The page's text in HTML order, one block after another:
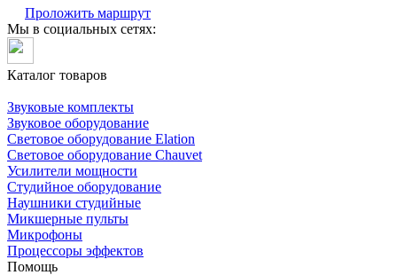
Проложить маршрут
Мы в социальных сетях:
Каталог товаров
Звуковые комплекты
Звуковое оборудование
Световое оборудование Elation
Cветовое оборудование Chauvet
Усилители мощности
Студийное оборудование
Наушники студийные
Микшерные пульты
Микрофоны
Процессоры эффектов
Помощь